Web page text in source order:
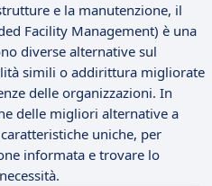
e la manutenzione, il
Facility Management) è una
diverse alternative sul
simili o addirittura migliorate
delle organizzazioni. In
delle migliori alternative a
uniche, per
informata e trovare lo